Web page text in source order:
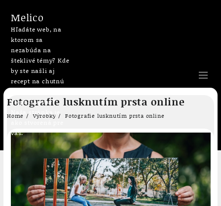
Skip
content
Melico
Hľadáte web, na
ktorom sa
nezabúda na
šteklivé témy? Kde
by ste našli aj
recept na chutnú
slepačí vývar?
Naša stránka je
vás.
Fotografie lusknutím prsta online
Home Výrobky Fotografie lusknutím prsta online